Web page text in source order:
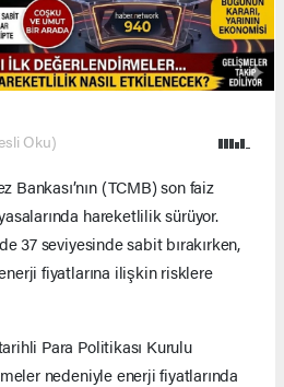
Oku)
Bankası’nın (TCMB) son faiz
hareketlilik sürüyor.
37 seviyesinde sabit bırakırken,
fiyatlarına ilişkin risklere
Para Politikası Kurulu
nedeniyle enerji fiyatlarında